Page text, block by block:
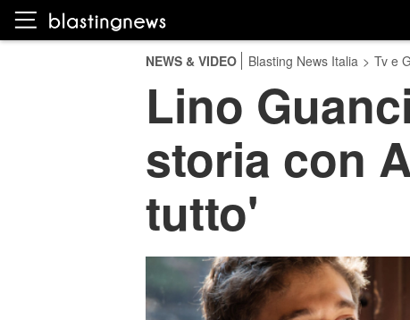
NEWS & VIDEO Blasting News Italia > Tv e
Lino
storia con
tutto'